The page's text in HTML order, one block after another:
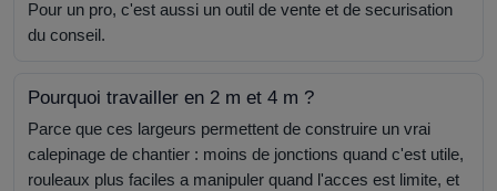
Pour un pro, c'est aussi un outil de vente et de securisation
du conseil.
Pourquoi travailler en 2 m et 4 m ?
Parce que ces largeurs permettent de construire un vrai
calepinage de chantier : moins de jonctions quand c'est utile,
rouleaux plus faciles a manipuler quand l'acces est limite, et